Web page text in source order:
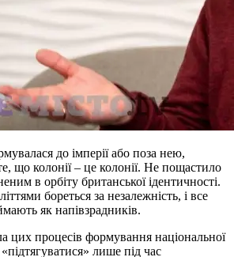
до імперії або поза нею,
що колонії – це колонії. Не пощастило
в орбіту британської ідентичності.
бореться за незалежність, і все
як напівзрадників.
цих процесів формування національної
лише під час